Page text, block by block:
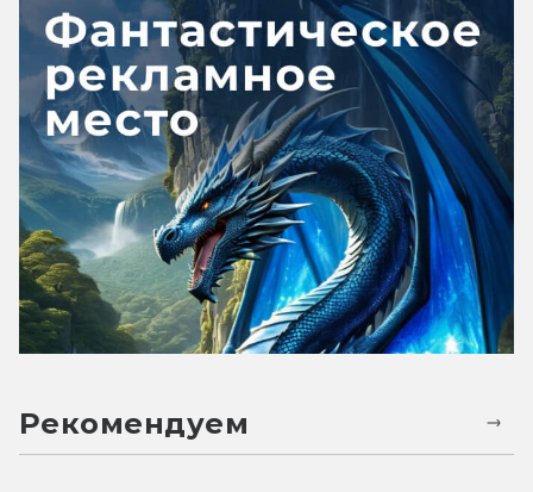
Рекомендуем